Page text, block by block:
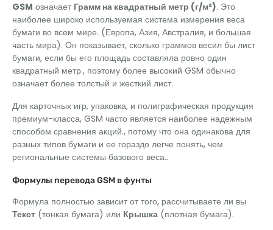
GSM означает Грамм на квадратный метр (г/м²). Это
наиболее широко используемая система измерения веса
бумаги во всем мире. (Европа, Азия, Австралия, и большая
часть мира). Он показывает, сколько граммов весил бы лист
бумаги, если бы его площадь составляла ровно один
квадратный метр., поэтому более высокий GSM обычно
означает более толстый и жесткий лист.
Для карточных игр, упаковка, и полиграфическая продукция
премиум-класса, GSM часто является наиболее надежным
способом сравнения акций., потому что она одинакова для
разных типов бумаги и ее гораздо легче понять, чем
региональные системы базового веса..
Формулы перевода GSM в фунты
Формула полностью зависит от того, рассчитываете ли вы
Текст (тонкая бумага) или Крышка (плотная бумага).